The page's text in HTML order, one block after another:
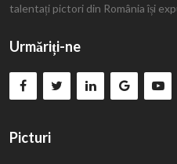
talentați pictori din România își
Urmăriți-ne
Picturi